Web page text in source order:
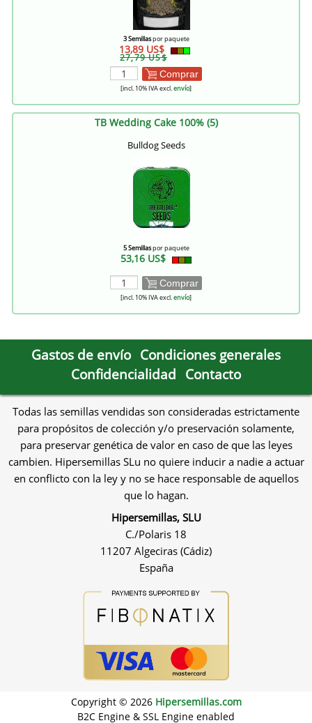
3 Semillaspor paquete
13,89 US$
27,79 US$
Comprar
[incl. 10% IVA excl.envío]
TB Wedding Cake 100% (5)
Bulldog Seeds
5 Semillaspor paquete
53,16 US$
Comprar
[incl. 10% IVA excl.envío]
Gastos de envío Condiciones generales
Confidencialidad Contacto
Todas las semillas vendidas son consideradas estrictamente
para propósitos de colección y/o preservación solamente,
para preservar genética de valor en caso de que las leyes
cambien. Hipersemillas SLu no quiere inducir a nadie a actuar
en conflicto con la ley y no se hace responsable de aquellos
que lo hagan.
Hipersemillas, SLU
C./Polaris 18
11207 Algeciras (Cádiz)
España
Copyright © 2026 Hipersemillas.com
B2C Engine & SSL Engine enabled